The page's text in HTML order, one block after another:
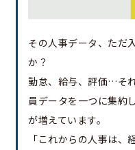
その人事データ、ただ
か？
勤怠、給与、評価…そ
員データを一つに集約
が増えています。
「これからの人事は